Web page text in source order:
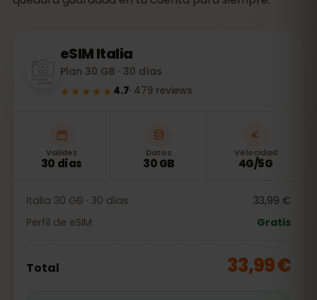
eSIMItalia
Plan 30 GB · 30 días
★★★★★ 4.7· 479 reviews
Validez
30 días
Datos
30 GB
Velocidad
4G/5G
Italia 30 GB · 30 días
33,99 €
Perfil de eSIM
Gratis
Total 33,99 €